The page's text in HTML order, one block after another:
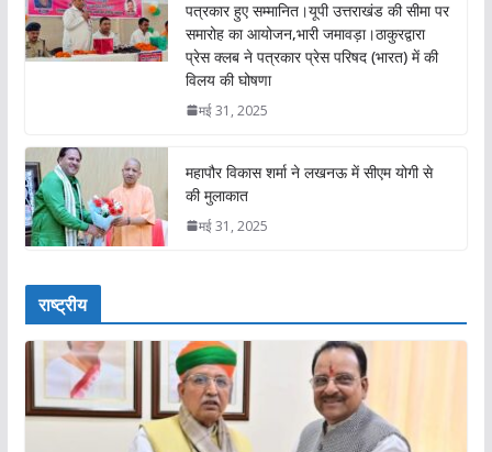
पत्रकार हुए सम्मानित।यूपी उत्तराखंड की सीमा पर
समारोह का आयोजन,भारी जमावड़ा।ठाकुरद्वारा
प्रेस क्लब ने पत्रकार प्रेस परिषद (भारत) में की
विलय की घोषणा
मई 31, 2025
महापौर विकास शर्मा ने लखनऊ में सीएम योगी से
की मुलाकात
मई 31, 2025
राष्ट्रीय